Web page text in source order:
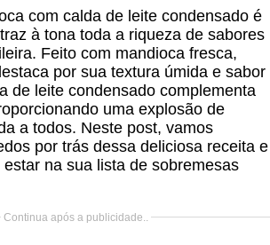
com calda de leite condensado é
à tona toda a riqueza de sabores
Feito com mandioca fresca,
por sua textura úmida e sabor
de leite condensado complementa
uma explosão de
a todos. Neste post, vamos
por trás dessa deliciosa receita e
na sua lista de sobremesas
Continua após a publicidade..